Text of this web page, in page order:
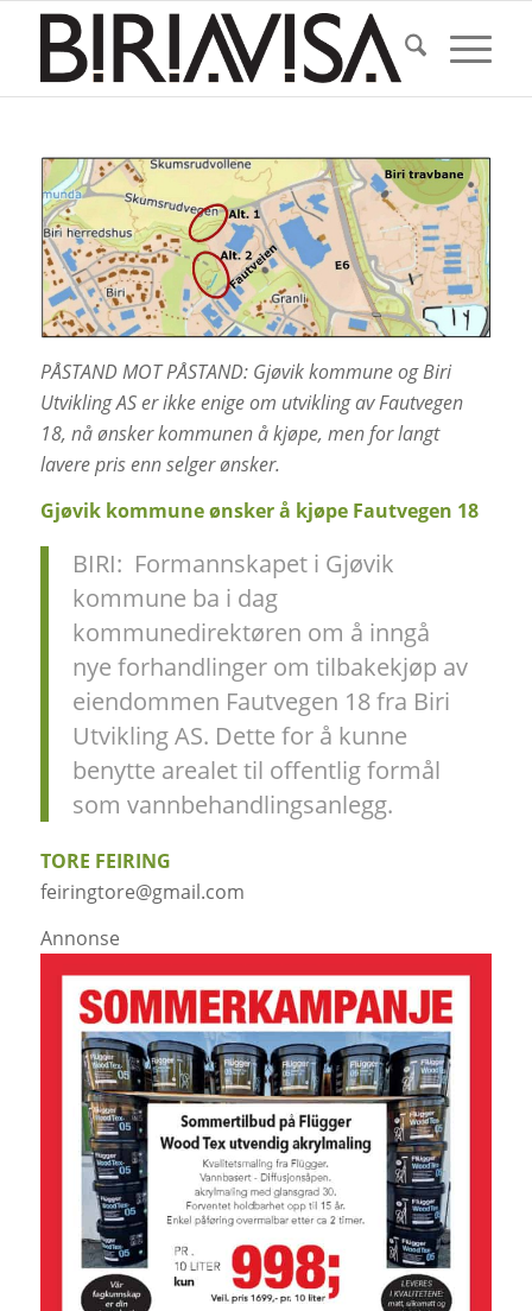
PÅSTAND MOT PÅSTAND: Gjøvik kommune og Biri
Utvikling AS er ikke enige om utvikling av Fautvegen
18, nå ønsker kommunen å kjøpe, men for langt
lavere pris enn selger ønsker.
Gjøvik kommune ønsker å kjøpe Fautvegen 18
BIRI: Formannskapet i Gjøvik
kommune ba i dag
kommunedirektøren om å inngå
nye forhandlinger om tilbakekjøp av
eiendommen Fautvegen 18 fra Biri
Utvikling AS. Dette for å kunne
benytte arealet til offentlig formål
som vannbehandlingsanlegg.
TORE FEIRING
feiringtore@gmail.com
Annonse